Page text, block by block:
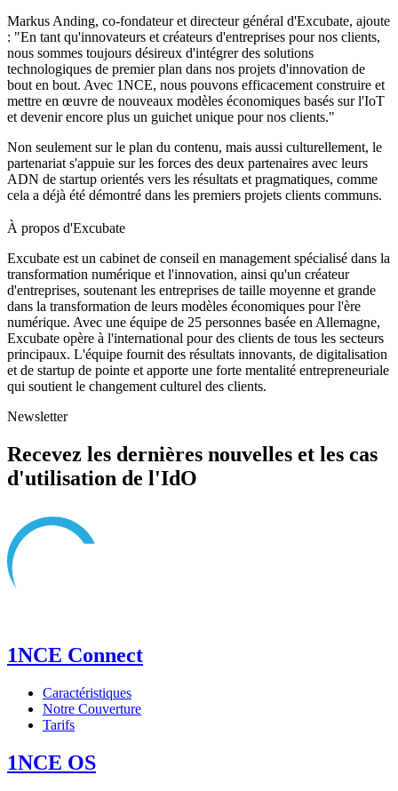
Markus Anding, co-fondateur et directeur général d'Excubate, ajoute
: "En tant qu'innovateurs et créateurs d'entreprises pour nos clients,
nous sommes toujours désireux d'intégrer des solutions
technologiques de premier plan dans nos projets d'innovation de
bout en bout. Avec 1NCE, nous pouvons efficacement construire et
mettre en œuvre de nouveaux modèles économiques basés sur l'IoT
et devenir encore plus un guichet unique pour nos clients."
Non seulement sur le plan du contenu, mais aussi culturellement, le
partenariat s'appuie sur les forces des deux partenaires avec leurs
ADN de startup orientés vers les résultats et pragmatiques, comme
cela a déjà été démontré dans les premiers projets clients communs.
À propos d'Excubate
Excubate est un cabinet de conseil en management spécialisé dans la
transformation numérique et l'innovation, ainsi qu'un créateur
d'entreprises, soutenant les entreprises de taille moyenne et grande
dans la transformation de leurs modèles économiques pour l'ère
numérique. Avec une équipe de 25 personnes basée en Allemagne,
Excubate opère à l'international pour des clients de tous les secteurs
principaux. L'équipe fournit des résultats innovants, de digitalisation
et de startup de pointe et apporte une forte mentalité entrepreneuriale
qui soutient le changement culturel des clients.
Newsletter
Recevez les dernières nouvelles et les cas
d'utilisation de l'IdO
1NCE Connect
Caractéristiques
Notre Couverture
Tarifs
1NCE OS